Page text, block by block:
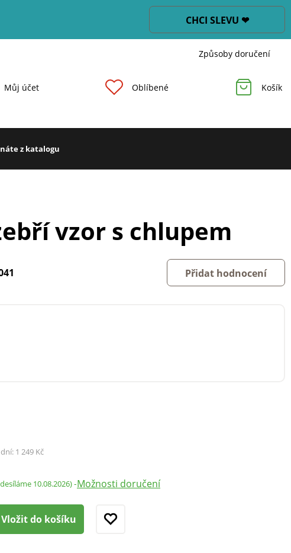
CHCI SLEVU ❤
Způsoby doručení
Můj účet Oblíbené Košík
z katalogu
vzor s chlupem
Přidat hodnocení
1 249 Kč
10.08.2026)-Možnosti doručení
Vložit do košíku